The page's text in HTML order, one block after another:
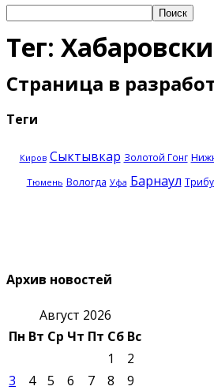
Тег:
Страница в
Теги
Киров Сыктывкар Золотой Гонг
Тюмень Вологда Уфа Барнаул
Архив новостей
Август 2026
Пн Вт Ср Чт Пт Сб Вс
1
2
3
4 5 6 7 8
9